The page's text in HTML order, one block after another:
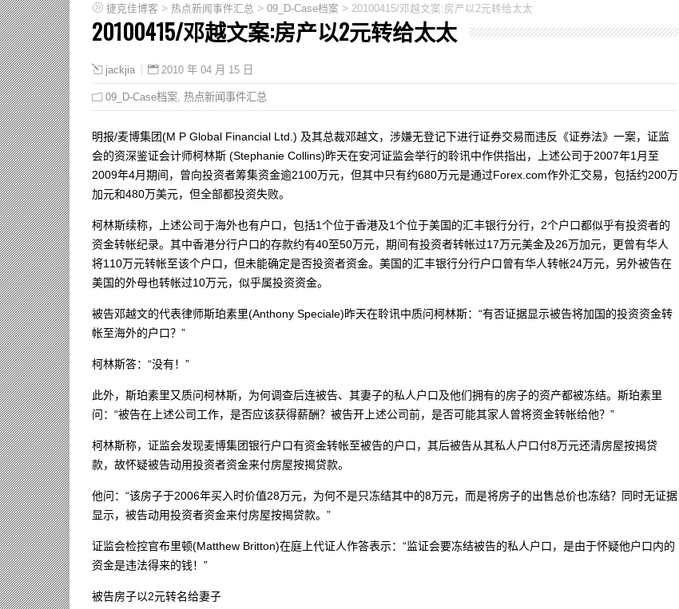
捷克佳博客 > 热点新闻事件汇总 > 09_D-Case档案 > 20100415/邓越文案:房产以2元转给太太
20100415/邓越文案:房产以2元转给太太
jackjia 2010 年 04 月 15 日
09_D-Case档案 热点新闻事件汇总
明报/麦博集团(M P Global Financial Ltd.) 及其总裁邓越文，涉嫌无登记下进行证券交易而违反《证券法》一案，证监
会的资深鉴证会计师柯林斯 (Stephanie Collins)昨天在安河证监会举行的聆讯中作供指出，上述公司于2007年1月至
2009年4月期间，曾向投资者筹集资金逾2100万元，但其中只有约680万元是通过Forex.com作外汇交易，包括约200万
加元和480万美元，但全部都投资失败。
柯林斯续称，上述公司于海外也有户口，包括1个位于香港及1个位于美国的汇丰银行分行，2个户口都似乎有投资者的
资金转帐纪录。其中香港分行户口的存款约有40至50万元，期间有投资者转帐过17万元美金及26万加元，更曾有华人
将110万元转帐至该个户口，但未能确定是否投资者资金。美国的汇丰银行分行户口曾有华人转帐24万元，另外被告在
美国的外母也转帐过10万元，似乎属投资资金。
被告邓越文的代表律师斯珀素里(Anthony Speciale)昨天在聆讯中质问柯林斯：“有否证据显示被告将加国的投资资金转
帐至海外的户口？”
柯林斯答：“没有！”
此外，斯珀素里又质问柯林斯，为何调查后连被告、其妻子的私人户口及他们拥有的房子的资产都被冻结。斯珀素里
问：“被告在上述公司工作，是否应该获得薪酬？被告开上述公司前，是否可能其家人曾将资金转帐给他？”
柯林斯称，证监会发现麦博集团银行户口有资金转帐至被告的户口，其后被告从其私人户口付8万元还清房屋按揭贷
款，故怀疑被告动用投资者资金来付房屋按揭贷款。
他问：“该房子于2006年买入时价值28万元，为何不是只冻结其中的8万元，而是将房子的出售总价也冻结？同时无证据
显示，被告动用投资者资金来付房屋按揭贷款。”
证监会检控官布里顿(Matthew Britton)在庭上代证人作答表示：“监证会要冻结被告的私人户口，是由于怀疑他户口内的
资金是违法得来的钱！”
被告房子以2元转名给妻子